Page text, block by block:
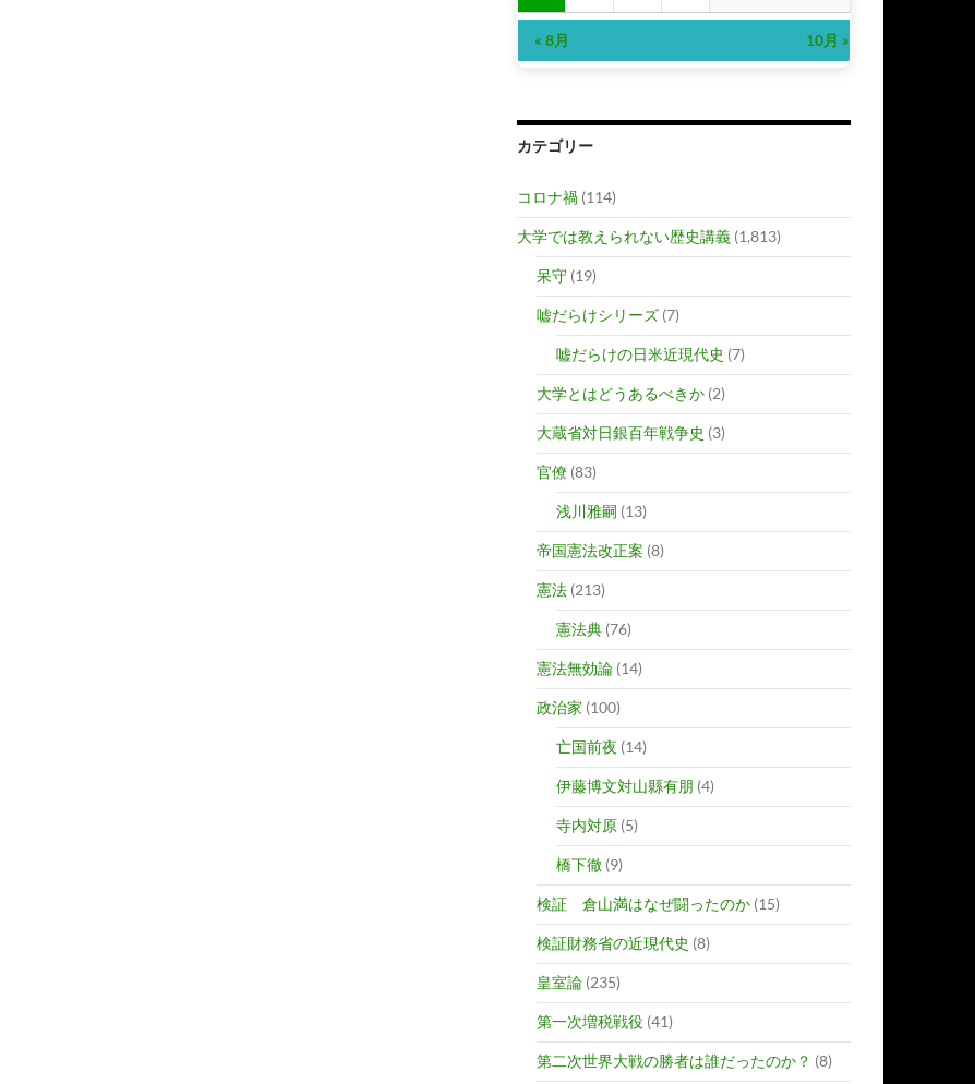
« 8月 10月 »
カテゴリー
コロナ禍 (114)
大学では教えられない歴史講義 (1,813)
呆守 (19)
嘘だらけシリーズ (7)
嘘だらけの日米近現代史 (7)
大学とはどうあるべきか (2)
大蔵省対日銀百年戦争史 (3)
官僚 (83)
浅川雅嗣 (13)
帝国憲法改正案 (8)
憲法 (213)
憲法典 (76)
憲法無効論 (14)
政治家 (100)
亡国前夜 (14)
伊藤博文対山縣有朋 (4)
寺内対原 (5)
橋下徹 (9)
検証 倉山満はなぜ闘ったのか (15)
検証財務省の近現代史 (8)
皇室論 (235)
第一次増税戦役 (41)
第二次世界大戦の勝者は誰だったのか？ (8)